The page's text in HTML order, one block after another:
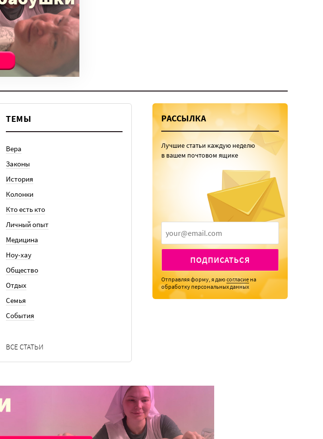
ТЕМЫ
Вера
Законы
История
Колонки
Кто есть кто
Личный опыт
Медицина
Ноу-хау
Общество
Отдых
Семья
События
ВСЕ СТАТЬИ
РАССЫЛКА
Лучшие статьи каждую неделю
в вашем почтовом ящике
ПОДПИСАТЬСЯ
Отправляя форму, я даюсогласие на
обработку персональных данных